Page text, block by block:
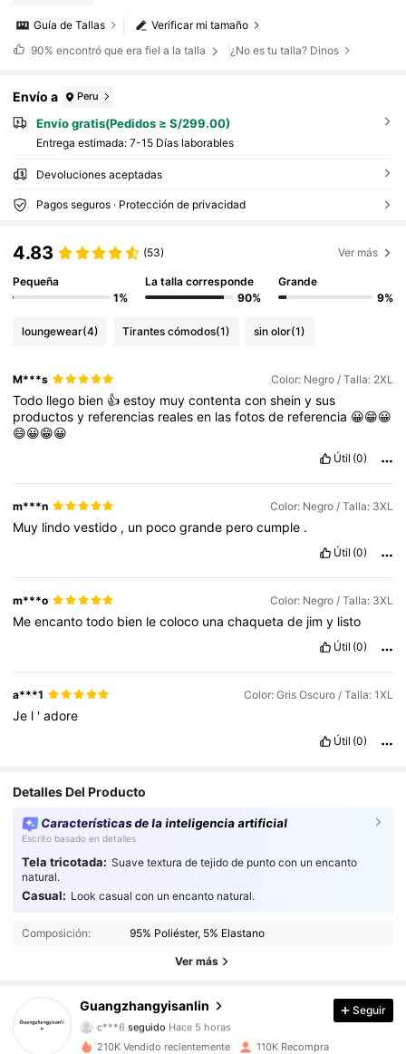
Verificar mi tamaño
Guía de Tallas
90% encontró que era fiel a la talla ¿No es tu talla? Dinos
Envío a Peru
Envío gratis(Pedidos ≥ S/299.00)
Entrega estimada: 7-15 Días laborables
Devoluciones aceptadas
Pagos seguros · Protección de privacidad
4.83 (53) Ver más
Pequeña
1%
La talla corresponde
90%
Grande
9%
loungewear(4) Tirantes cómodos(1) sin olor(1)
M***s Color: Negro / Talla: 2XL
Todo llego bien 👍estoy muycontentaconsheinysus
productosy referencias realesen lasfotosde referencia 😀😁😀
😄😀😁😀
Útil (0)
m***n Color: Negro / Talla: 3XL
Muy lindovestido , un pocogrande perocumple .
Útil (0)
m***o Color: Negro / Talla: 3XL
Meencantotodo bien lecoloco unachaquetade jimy listo
Útil (0)
a***1 Color: Gris Oscuro / Talla: 1XL
Je l 'adore
Útil (0)
Detalles Del Producto
Características de la inteligencia artificial
Escrito basado en detalles
Tela tricotada: Suave textura de tejido de punto con un encanto
natural.
Casual: Look casual con un encanto natural.
Composición: 95% Poliéster, 5% Elastano
Ver más
Guangzhangyisanlin
c***6 seguido Hace 5 horas
11K Seguidores
Seguir
210K Vendido recientemente 110K Recompra